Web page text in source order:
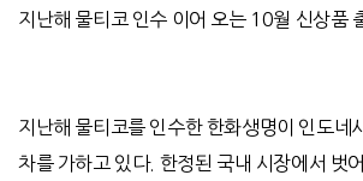
본문
지난해 물티코 인수 이어 오는 10월 신상품
지난해 물티코를 인수한 한화생명이 인도네
차를 가하고 있다. 한정된 국내 시장에서 벗